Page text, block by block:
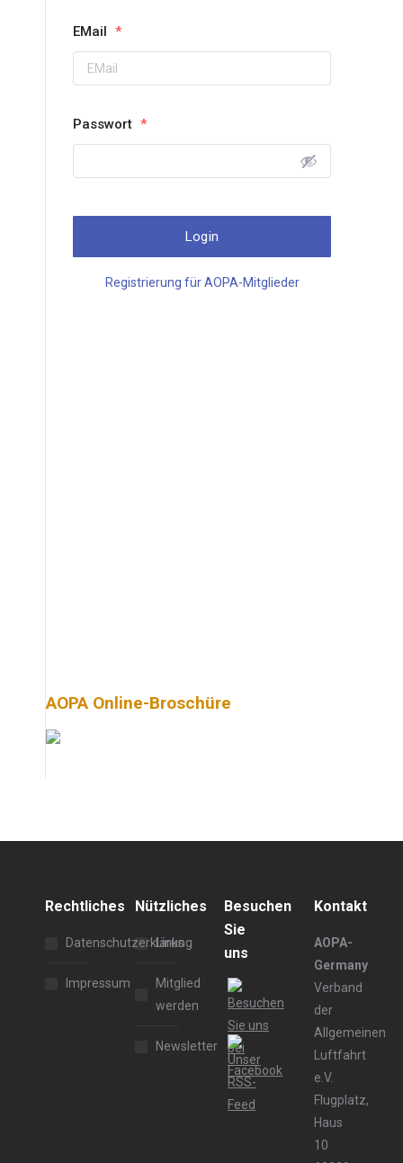
EMail *
Passwort *
Registrierung für AOPA-Mitglieder
AOPA Online-Broschüre
Rechtliches
Datenschutzerklärung
Impressum
Nützliches
Links
Mitglied
werden
Newsletter
Besuchen
Sie
uns
Kontakt
AOPA-
Germany
Verband
der
Allgemeinen
Luftfahrt
e.V.
Flugplatz,
Haus
10